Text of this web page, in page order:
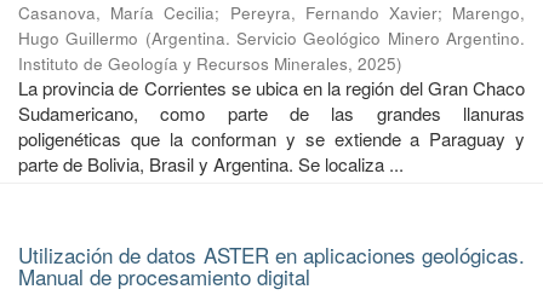
Casanova, María Cecilia; Pereyra, Fernando Xavier; Marengo,
Hugo Guillermo (Argentina. Servicio Geológico Minero Argentino.
Instituto de Geología y Recursos Minerales, 2025)
La provincia de Corrientes se ubica en la región del Gran Chaco
Sudamericano, como parte de las grandes llanuras
poligenéticas que la conforman y se extiende a Paraguay y
parte de Bolivia, Brasil y Argentina. Se localiza ...
Utilización de datos ASTER en aplicaciones geológicas.
Manual de procesamiento digital